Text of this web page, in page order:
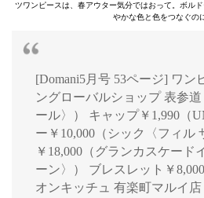
ツワンピースは、春アウター気分ではおって。ボル
やかな色と色をつなぐの
[Domani5月号 53ページ] ワン
ングローバルショップ 表参
ール〉） キャップ￥1,990（
ー￥10,000（シック〈フィル
￥18,000（グランカスケード
ーン〉） ブレスレット￥
オンキッチュ 有楽町マルイ